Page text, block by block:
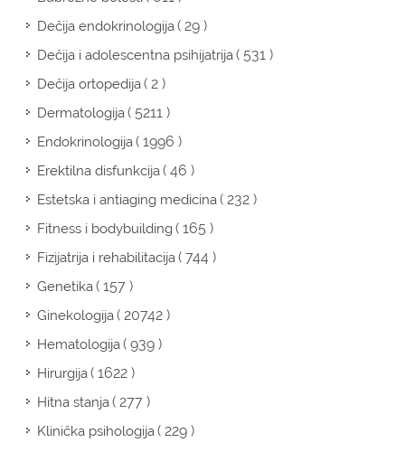
Dečija endokrinologija( 29 )
Dečija i adolescentna psihijatrija( 531 )
Dečija ortopedija( 2 )
Dermatologija( 5211 )
Endokrinologija( 1996 )
Erektilna disfunkcija( 46 )
Estetska i antiaging medicina( 232 )
Fitness i bodybuilding( 165 )
Fizijatrija i rehabilitacija( 744 )
Genetika( 157 )
Ginekologija( 20742 )
Hematologija( 939 )
Hirurgija( 1622 )
Hitna stanja( 277 )
Klinička psihologija( 229 )